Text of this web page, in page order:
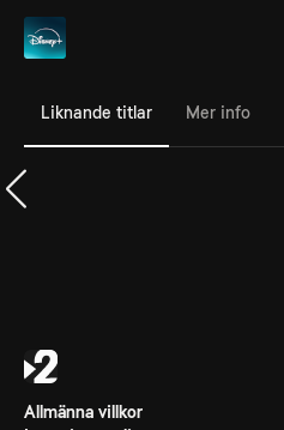
Liknande titlar Mer info
Allmänna villkor